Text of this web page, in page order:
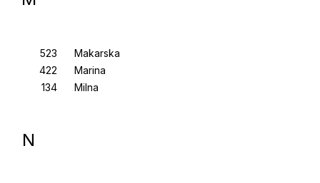
Makarska
Marina
Milna
N